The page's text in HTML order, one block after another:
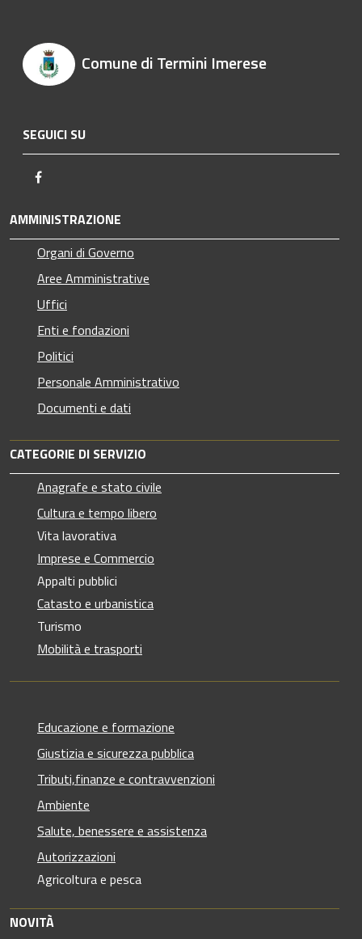
Comune di Termini Imerese
SEGUICI SU
AMMINISTRAZIONE
Organi di Governo
Aree Amministrative
Uffici
Enti e fondazioni
Politici
Personale Amministrativo
Documenti e dati
CATEGORIE DI SERVIZIO
Anagrafe e stato civile
Cultura e tempo libero
Vita lavorativa
Imprese e Commercio
Appalti pubblici
Catasto e urbanistica
Turismo
Mobilità e trasporti
Educazione e formazione
Giustizia e sicurezza pubblica
Tributi,finanze e contravvenzioni
Ambiente
Salute, benessere e assistenza
Autorizzazioni
Agricoltura e pesca
NOVITÀ